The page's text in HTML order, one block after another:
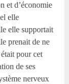
et d’économie
elle
elle supportait
prenait de ne
pour cet
de ses
nerveux